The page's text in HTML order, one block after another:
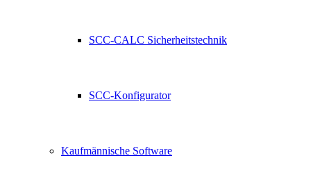
SCC-CALC Sicherheitstechnik
SCC-Konfigurator
Kaufmännische Software